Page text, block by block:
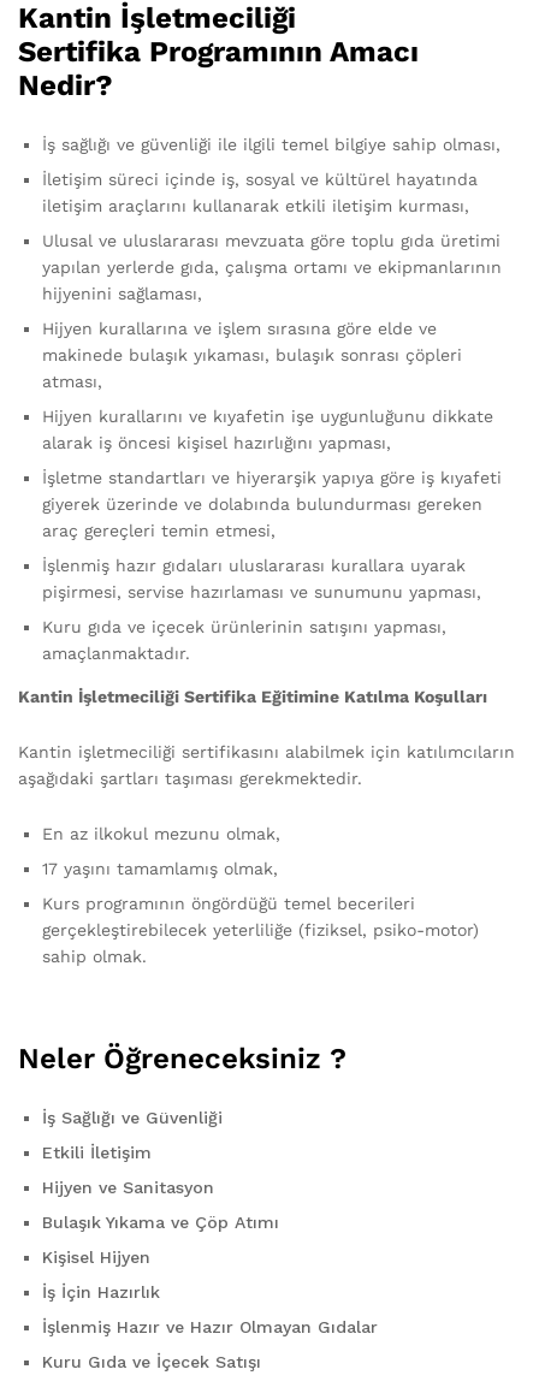
Kantin İşletmeciliği
Sertifika Programının Amacı
Nedir?
İş sağlığı ve güvenliği ile ilgili temel bilgiye sahip olması,
İletişim süreci içinde iş, sosyal ve kültürel hayatında
iletişim araçlarını kullanarak etkili iletişim kurması,
Ulusal ve uluslararası mevzuata göre toplu gıda üretimi
yapılan yerlerde gıda, çalışma ortamı ve ekipmanlarının
hijyenini sağlaması,
Hijyen kurallarına ve işlem sırasına göre elde ve
makinede bulaşık yıkaması, bulaşık sonrası çöpleri
atması,
Hijyen kurallarını ve kıyafetin işe uygunluğunu dikkate
alarak iş öncesi kişisel hazırlığını yapması,
İşletme standartları ve hiyerarşik yapıya göre iş kıyafeti
giyerek üzerinde ve dolabında bulundurması gereken
araç gereçleri temin etmesi,
İşlenmiş hazır gıdaları uluslararası kurallara uyarak
pişirmesi, servise hazırlaması ve sunumunu yapması,
Kuru gıda ve içecek ürünlerinin satışını yapması,
amaçlanmaktadır.
Kantin İşletmeciliği Sertifika Eğitimine Katılma Koşulları
Kantin işletmeciliği sertifikasını alabilmek için katılımcıların
aşağıdaki şartları taşıması gerekmektedir.
En az ilkokul mezunu olmak,
17 yaşını tamamlamış olmak,
Kurs programının öngördüğü temel becerileri
gerçekleştirebilecek yeterliliğe (fiziksel, psiko-motor)
sahip olmak.
Neler Öğreneceksiniz ?
İş Sağlığı ve Güvenliği
Etkili İletişim
Hijyen ve Sanitasyon
Bulaşık Yıkama ve Çöp Atımı
Kişisel Hijyen
İş İçin Hazırlık
İşlenmiş Hazır ve Hazır Olmayan Gıdalar
Kuru Gıda ve İçecek Satışı